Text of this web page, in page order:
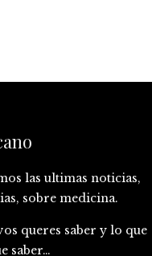
las ultimas noticias,
sobre medicina.
queres saber y lo que
saber…